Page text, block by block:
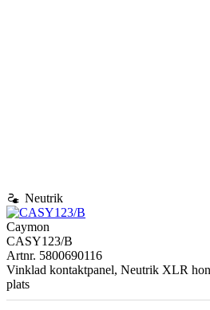
electrical_services Neutrik
Caymon
CASY123/B
Artnr. 5800690116
Vinklad kontaktpanel, Neutrik XLR
plats